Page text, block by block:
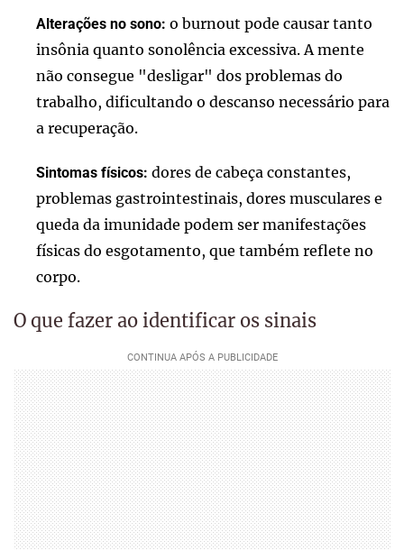
Alterações no sono: o burnout pode causar tanto
insônia quanto sonolência excessiva. A mente
não consegue "desligar" dos problemas do
trabalho, dificultando o descanso necessário para
a recuperação.
Sintomas físicos: dores de cabeça constantes,
problemas gastrointestinais, dores musculares e
queda da imunidade podem ser manifestações
físicas do esgotamento, que também reflete no
corpo.
O que fazer ao identificar os sinais